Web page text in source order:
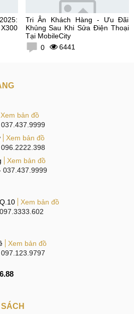
Tri Ân Khách Hàng - Ưu Đãi
Khủng Sau Khi Sửa Điện Thoại
Tại MobileCity
0
6441
Xem bản đồ
037.437.9999
Xem bản đồ
096.2222.398
Xem bản đồ
037.437.9999
Xem bản đồ
097.3333.602
Xem bản đồ
097.123.9797